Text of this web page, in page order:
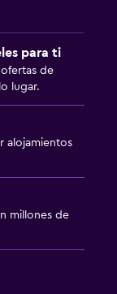
para ti
de
lugar.
alojamientos
millones de